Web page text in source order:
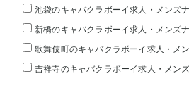
池袋のキャバクラボーイ求人・メンズ
新橋のキャバクラボーイ求人・メンズ
歌舞伎町のキャバクラボーイ求人・メ
吉祥寺のキャバクラボーイ求人・メン